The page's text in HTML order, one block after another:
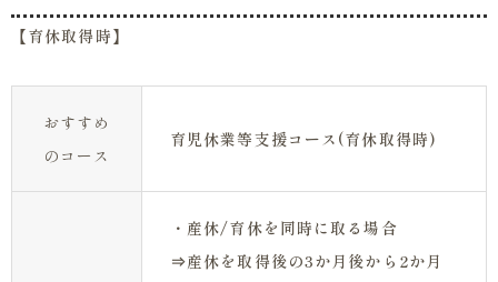
【育休取得時】
おすすめ
のコース
育児休業等支援コース(育休取得時)
・産休/育休を同時に取る場合
⇒産休を取得後の3か月後から2か月